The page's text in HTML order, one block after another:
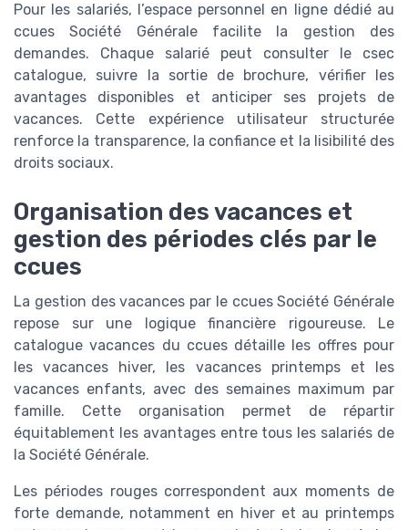
Pour les salariés, l’espace personnel en ligne dédié au
ccues Société Générale facilite la gestion des
demandes. Chaque salarié peut consulter le csec
catalogue, suivre la sortie de brochure, vérifier les
avantages disponibles et anticiper ses projets de
vacances. Cette expérience utilisateur structurée
renforce la transparence, la confiance et la lisibilité des
droits sociaux.
Organisation des vacances et
gestion des périodes clés par le
ccues
La gestion des vacances par le ccues Société Générale
repose sur une logique financière rigoureuse. Le
catalogue vacances du ccues détaille les offres pour
les vacances hiver, les vacances printemps et les
vacances enfants, avec des semaines maximum par
famille. Cette organisation permet de répartir
équitablement les avantages entre tous les salariés de
la Société Générale.
Les périodes rouges correspondent aux moments de
forte demande, notamment en hiver et au printemps